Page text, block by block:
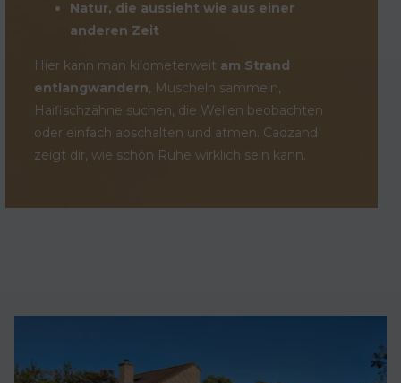
Natur, die aussieht wie aus einer
anderen Zeit
Hier kann man kilometerweit am Strand
entlangwandern, Muscheln sammeln,
Haifischzähne suchen, die Wellen beobachten
oder einfach abschalten und atmen. Cadzand
zeigt dir, wie schön Ruhe wirklich sein kann.